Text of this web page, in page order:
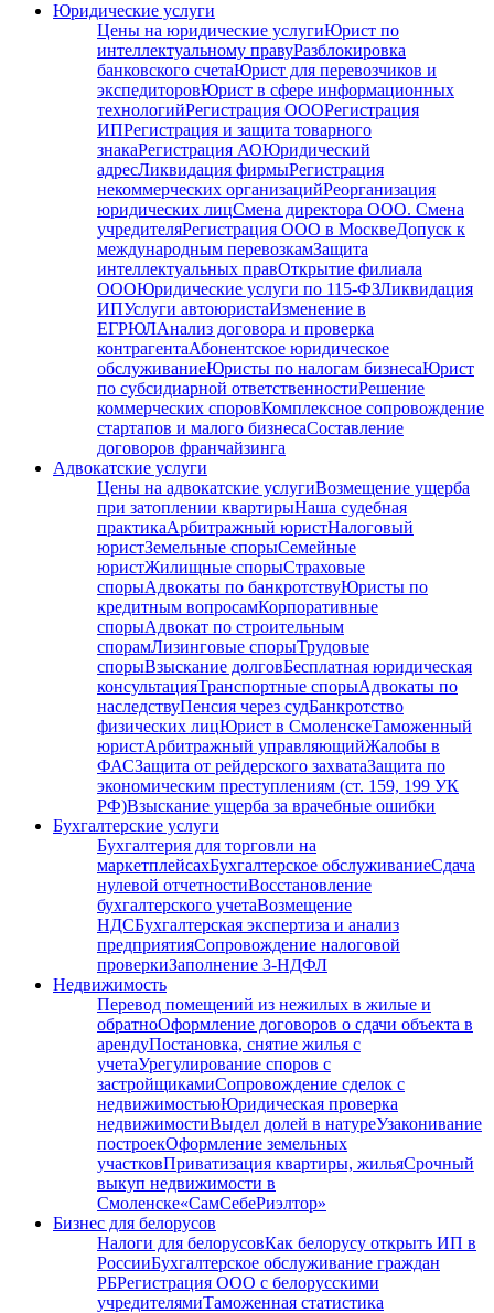
Юридические услуги
Цены на юридические услугиЮрист по
интеллектуальному правуРазблокировка
банковского счетаЮрист для перевозчиков и
экспедиторовЮрист в сфере информационных
технологийРегистрация ОООРегистрация
ИПРегистрация и защита товарного
знакаРегистрация АОЮридический
адресЛиквидация фирмыРегистрация
некоммерческих организацийРеорганизация
юридических лицСмена директора ООО. Смена
учредителяРегистрация ООО в МосквеДопуск к
международным перевозкамЗащита
интеллектуальных правОткрытие филиала
ОООЮридические услуги по 115-ФЗЛиквидация
ИПУслуги автоюристаИзменение в
ЕГРЮЛАнализ договора и проверка
контрагентаАбонентское юридическое
обслуживаниеЮристы по налогам бизнесаЮрист
по субсидиарной ответственностиРешение
коммерческих споровКомплексное сопровождение
стартапов и малого бизнесаСоставление
договоров франчайзинга
Адвокатские услуги
Цены на адвокатские услугиВозмещение ущерба
при затоплении квартирыНаша судебная
практикаАрбитражный юристНалоговый
юристЗемельные спорыСемейные
юристЖилищные спорыСтраховые
спорыАдвокаты по банкротствуЮристы по
кредитным вопросамКорпоративные
спорыАдвокат по строительным
спорамЛизинговые спорыТрудовые
спорыВзыскание долговБесплатная юридическая
консультацияТранспортные спорыАдвокаты по
наследствуПенсия через судБанкротство
физических лицЮрист в СмоленскеТаможенный
юристАрбитражный управляющийЖалобы в
ФАСЗащита от рейдерского захватаЗащита по
экономическим преступлениям (ст. 159, 199 УК
РФ)Взыскание ущерба за врачебные ошибки
Бухгалтерские услуги
Бухгалтерия для торговли на
маркетплейсахБухгалтерское обслуживаниеСдача
нулевой отчетностиВосстановление
бухгалтерского учетаВозмещение
НДСБухгалтерская экспертиза и анализ
предприятияСопровождение налоговой
проверкиЗаполнение 3-НДФЛ
Недвижимость
Перевод помещений из нежилых в жилые и
обратноОформление договоров о сдачи объекта в
арендуПостановка, снятие жилья с
учетаУрегулирование споров с
застройщикамиСопровождение сделок с
недвижимостьюЮридическая проверка
недвижимостиВыдел долей в натуреУзаконивание
построекОформление земельных
участковПриватизация квартиры, жильяСрочный
выкуп недвижимости в
Cмоленске«СамСебеРиэлтор»
Бизнес для белорусов
Налоги для белорусовКак белорусу открыть ИП в
РоссииБухгалтерское обслуживание граждан
РБРегистрация ООО с белорусскими
учредителямиТаможенная статистика